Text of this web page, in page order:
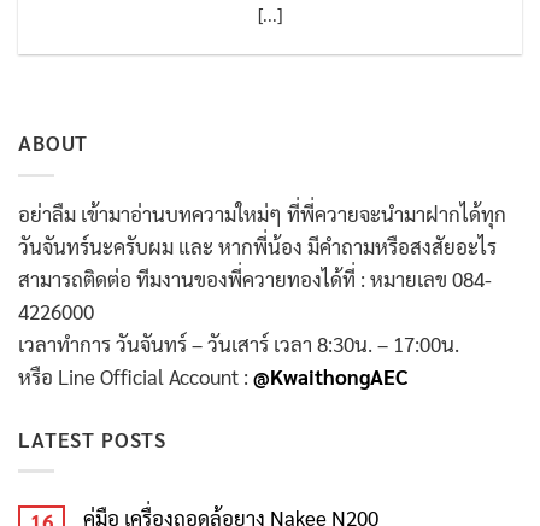
[...]
ABOUT
อย่าลืม เข้ามาอ่านบทความใหม่ๆ ที่พี่ควายจะนำมาฝากได้ทุก
วันจันทร์นะครับผม และ หากพี่น้อง มีคำถามหรือสงสัยอะไร
สามารถติดต่อ ทีมงานของพี่ควายทองได้ที่ : หมายเลข 084-
4226000
เวลาทำการ วันจันทร์ – วันเสาร์ เวลา 8:30น. – 17:00น.
หรือ Line Official Account : @KwaithongAEC
LATEST POSTS
คู่มือ เครื่องถอดล้อยาง Nakee N200